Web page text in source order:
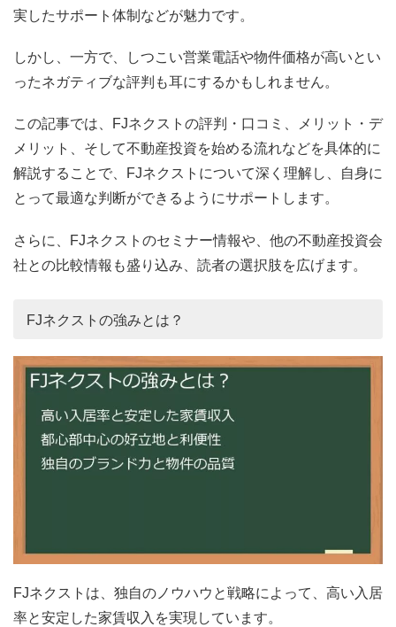
実したサポート体制などが魅力です。
しかし、一方で、しつこい営業電話や物件価格が高いとい
ったネガティブな評判も耳にするかもしれません。
この記事では、FJネクストの評判・口コミ、メリット・デ
メリット、そして不動産投資を始める流れなどを具体的に
解説することで、FJネクストについて深く理解し、自身に
とって最適な判断ができるようにサポートします。
さらに、FJネクストのセミナー情報や、他の不動産投資会
社との比較情報も盛り込み、読者の選択肢を広げます。
FJネクストの強みとは？
FJネクストは、独自のノウハウと戦略によって、高い入居
率と安定した家賃収入を実現しています。